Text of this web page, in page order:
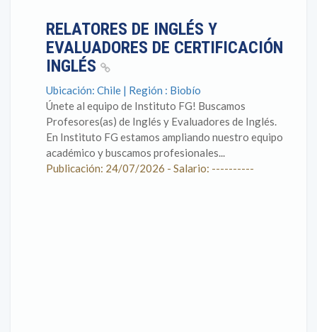
RELATORES DE INGLÉS Y
EVALUADORES DE CERTIFICACIÓN
INGLÉS
Ubicación: Chile | Región : Biobío
Únete al equipo de Instituto FG! Buscamos
Profesores(as) de Inglés y Evaluadores de Inglés.
En Instituto FG estamos ampliando nuestro equipo
académico y buscamos profesionales...
Publicación: 24/07/2026 - Salario: ----------